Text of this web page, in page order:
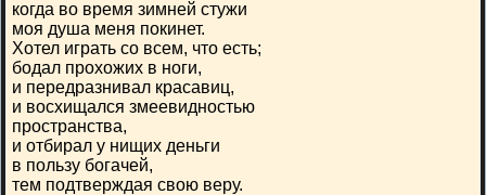
когда во время зимней стужи
моя душа меня покинет.
Хотел играть со всем, что есть;
бодал прохожих в ноги,
и передразнивал красавиц,
и восхищался змеевидностью
пространства,
и отбирал у нищих деньги
в пользу богачей,
тем подтверждая свою веру.